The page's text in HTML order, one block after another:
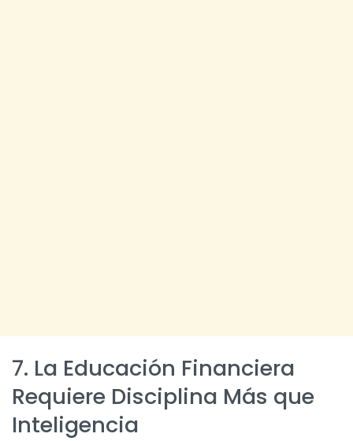
7. La Educación Financiera
Requiere Disciplina Más que
Inteligencia